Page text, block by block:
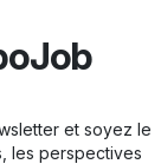
et soyez le
les perspectives